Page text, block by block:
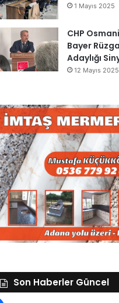
1 Mayıs 2025
CHP
Bayer
Adaylığı
12 Mayıs 2025
Son Haberler Güncel